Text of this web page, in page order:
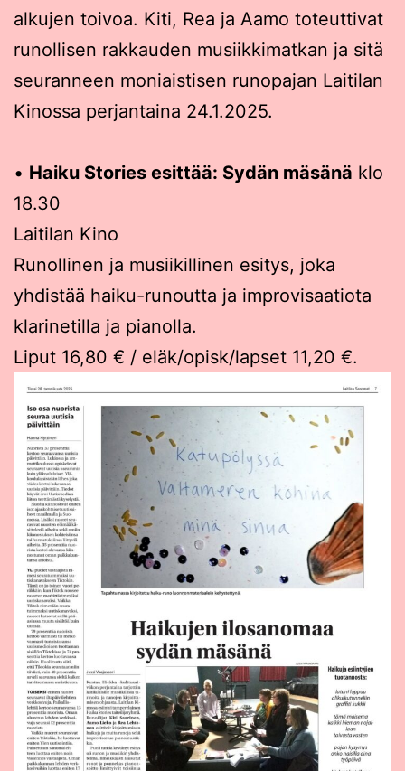
alkujen toivoa. Kiti, Rea ja Aamo toteuttivat
runollisen rakkauden musiikkimatkan ja sitä
seuranneen moniaistisen runopajan Laitilan
Kinossa perjantaina 24.1.2025.
• Haiku Stories esittää: Sydän mäsänä klo
18.30
Laitilan Kino
Runollinen ja musiikillinen esitys, joka
yhdistää haiku-runoutta ja improvisaatiota
klarinetilla ja pianolla.
Liput 16,80 € / eläk/opisk/lapset 11,20 €.